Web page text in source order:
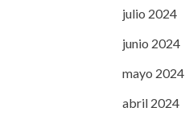
julio 2024
junio 2024
mayo 2024
abril 2024